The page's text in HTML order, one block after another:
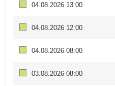
04.08.2026 13:00
04.08.2026 12:00
04.08.2026 08:00
03.08.2026 08:00